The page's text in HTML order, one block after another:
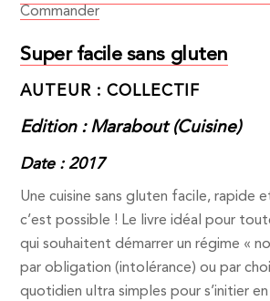
Commander
Super facile sans gluten
AUTEUR : COLLECTIF
Edition : Marabout (Cuisine)
Date : 2017
Une cuisine sans gluten facile, rapide
c’est possible ! Le livre idéal pour
qui souhaitent démarrer un régime «
par obligation (intolérance) ou par
quotidien ultra simples pour s’initier